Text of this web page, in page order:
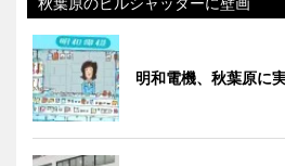
明和電機、秋葉原に